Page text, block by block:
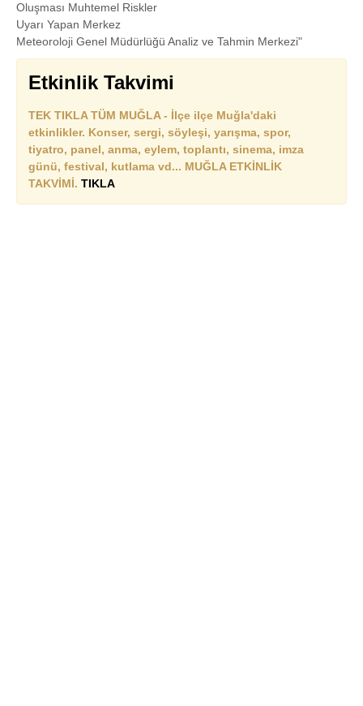
Oluşması Muhtemel Riskler
Uyarı Yapan Merkez
Meteoroloji Genel Müdürlüğü Analiz ve Tahmin Merkezi"
Etkinlik Takvimi
TEK TIKLA TÜM MUĞLA - İlçe ilçe Muğla'daki
etkinlikler. Konser, sergi, söyleşi, yarışma, spor,
tiyatro, panel, anma, eylem, toplantı, sinema, imza
günü, festival, kutlama vd... MUĞLA ETKİNLİK
TAKVİMİ. TIKLA